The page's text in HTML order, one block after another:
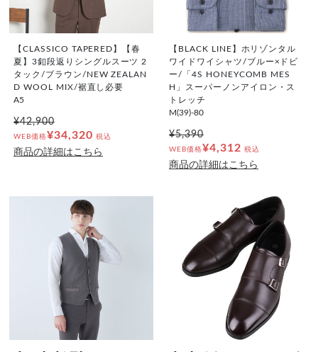
【CLASSICO TAPERED】【春
夏】3釦段返りシングルスーツ 2
タック/ブラウン/NEW ZEALAN
D WOOL MIX/裾直し必要
A5
¥42,900
WEB価格¥34,320 税込
商品の詳細はこちら
【BLACK LINE】ホリゾンタル
ワイドワイシャツ/ブルー×ドビ
ー/「4S HONEYCOMB MES
H」スーパーノンアイロン・ス
トレッチ
M(39)-80
¥5,390
WEB価格¥4,312 税込
商品の詳細はこちら